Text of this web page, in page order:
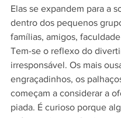
Elas se expandem para a
dentro dos pequenos
famílias, amigos,
Tem-se o reflexo do
irresponsável. Os mais
engraçadinhos, os
começam a considerar a
piada. É curioso porque